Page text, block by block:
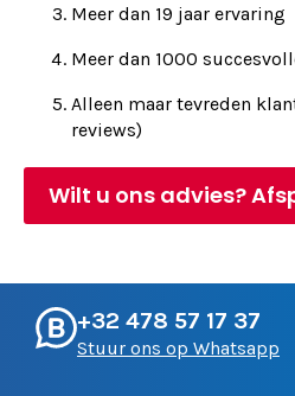
Meer dan 19 jaar ervaring
Meer dan 1000
Alleen maar tevreden
reviews)
Wilt u ons advies?
+32 478 57 17 37
Stuur ons op Whatsapp